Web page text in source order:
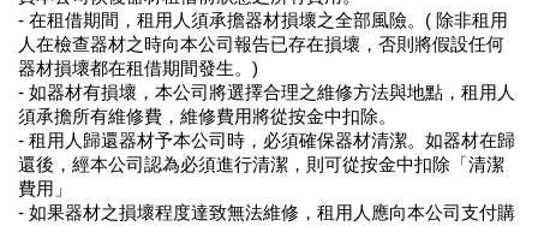
- 在租借期間，租用人須承擔器材損壞之全部風險。( 除非租用
人在檢查器材之時向本公司報告已存在損壞，否則將假設任何
器材損壞都在租借期間發生。)
- 如器材有損壞，本公司將選擇合理之維修方法與地點，租用人
須承擔所有維修費，維修費用將從按金中扣除。
- 租用人歸還器材予本公司時，必須確保器材清潔。如器材在歸
還後，經本公司認為必須進行清潔，則可從按金中扣除「清潔
費用」
- 如果器材之損壞程度達致無法維修，租用人應向本公司支付購